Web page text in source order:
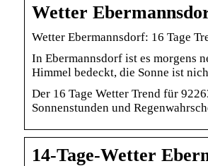
Wetter
Wetter Ebermannsdorf: 16 Tage
In Ebermannsdorf ist es morgens
Himmel bedeckt, die Sonne ist
Der 16 Tage Wetter Trend für
Sonnenstunden und
14-Tage-Wetter